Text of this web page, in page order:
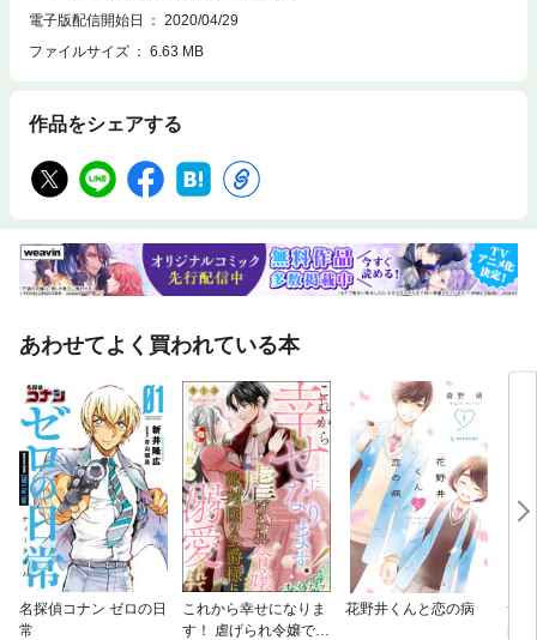
電子版配信開始日
2020/04/29
ファイルサイズ
6.63 MB
作品をシェアする
あわせてよく買われている本
名探偵コナン ゼロの日
常
これから幸せになりま
す！ 虐げられ令嬢です
花野井くんと恋の病
ザ